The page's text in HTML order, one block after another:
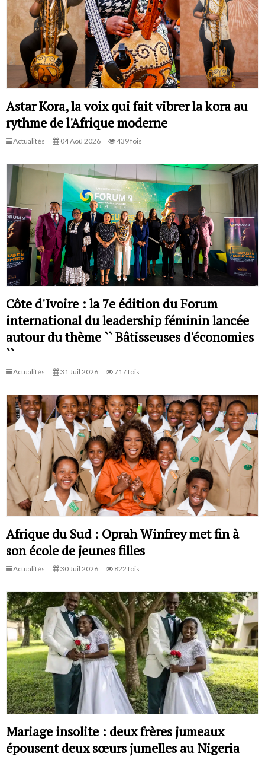
Astar Kora, la voix qui fait vibrer la kora au
rythme de l'Afrique moderne
Actualités 04 Aoû 2026 439 fois
Côte d'Ivoire : la 7e édition du Forum
international du leadership féminin lancée
autour du thème `` Bâtisseuses d'économies
``
Actualités 31 Juil 2026 717 fois
Afrique du Sud : Oprah Winfrey met fin à
son école de jeunes filles
Actualités 30 Juil 2026 822 fois
Mariage insolite : deux frères jumeaux
épousent deux sœurs jumelles au Nigeria